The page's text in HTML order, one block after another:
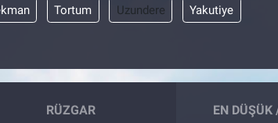
Tortum Uzundere Yakutiye
RÜZGAR EN DÜŞÜK